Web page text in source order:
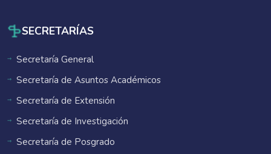
SECRETARÍAS
Secretaría General
Secretaría de Asuntos Académicos
Secretaría de Extensión
Secretaría de Investigación
Secretaría de Posgrado